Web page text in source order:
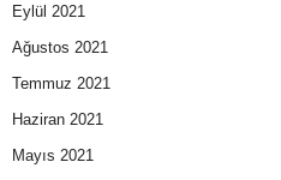
Eylül 2021
Ağustos 2021
Temmuz 2021
Haziran 2021
Mayıs 2021